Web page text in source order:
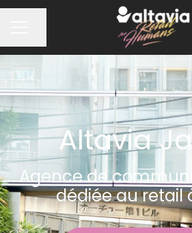
Altavia
Agence de
dédiée au retail